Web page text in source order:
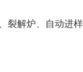
裂解炉、自动进